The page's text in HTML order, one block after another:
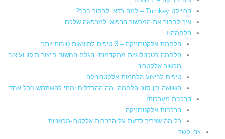
פרוייקט Turnkey – למה כדאי לבחור בכך?
איך לבחור את המכשור הרפואי למרפאה שלכם
הלחמה
הלחמת אלקטרוניקה – 3 טיפים לתוצאות טובות יותר
הלחמה בטכנולוגיות מתקדמות: הגלם החשוב בייצור תיקון ועיצוב
מכשור אלקטרוני
טיפים לביצוע הלחמות אלקטרוניקה
השוואה בין סוגי הלחמה: מה ההבדלים ומתי להשתמש בכל אחד
הרכבת מערכות
הרכבות אלקטרוניקה
כל מה שצריך לדעת על הרכבות אלקטרו-מכאניות
צרו קשר